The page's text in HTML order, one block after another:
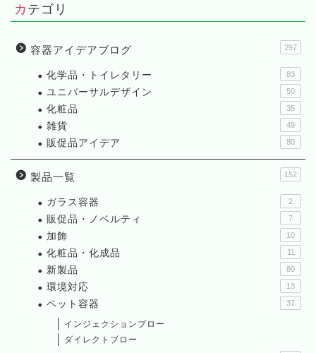
カテゴリ
容器アイデアブログ 297
化学品・トイレタリー 83
ユニバーサルデザイン 50
化粧品 35
雑貨 49
販促品アイデア 80
製品一覧 152
ガラス容器 2
販促品・ノベルティ 7
加飾 10
化粧品・化成品 11
新製品 80
環境対応 13
ペット容器 37
インジェクションブロー
ダイレクトブロー